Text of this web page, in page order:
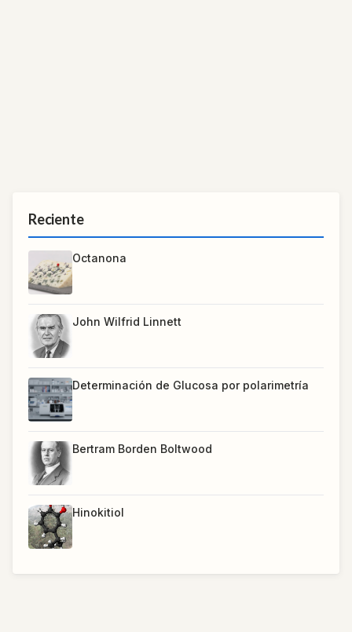
Reciente
Octanona
John Wilfrid Linnett
Determinación de Glucosa por polarimetría
Bertram Borden Boltwood
Hinokitiol